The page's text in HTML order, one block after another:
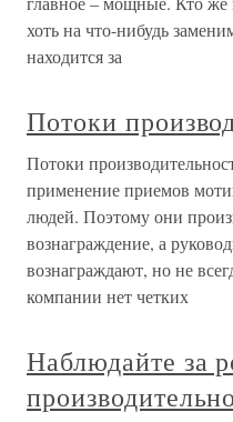
хоть на что-нибудь
находится за
Потоки
Потоки
применение приемов
людей. Поэтому они
вознаграждение, а
вознаграждают, но не
компании нет четких
Наблюдайте за